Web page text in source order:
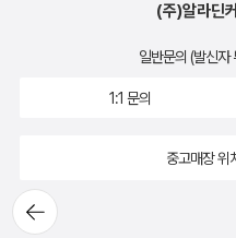
뒤로가
기
(주)알라딘
일반문의 (발신자
1:1 문의
중고매장 위